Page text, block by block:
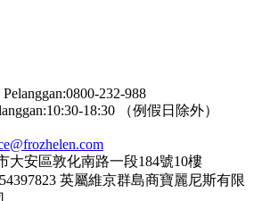
232-988
18:30 （例假日除外）
大安區敦化南路一段184號10樓
英屬維京群島商寶麗尼斯有限